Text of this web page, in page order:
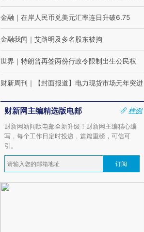
金融 ｜ 在岸人民币兑美元汇率连日升破6.75
金融我闻 ｜ 艾路明及多名股东被拘
世界 ｜ 特朗普再签两份行政令限制出生公民权
财新周刊 ｜ 【封面报道】电力现货市场元年突进
财新网主编精选版电邮
样例
财新网新闻版电邮全新升级！财新网主编精心编
写，每个工作日定时投递，篇篇重磅，可信可
引。
订阅